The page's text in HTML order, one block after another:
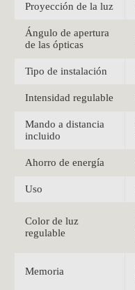
Proyección de la luz
Ángulo de apertura
de las ópticas
Tipo de instalación
Intensidad regulable
Mando a distancia
incluido
Ahorro de energía
Uso
Color de luz
regulable
Memoria